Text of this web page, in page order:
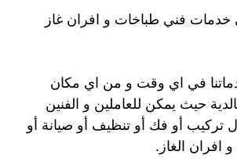
خدمات فني طباخات و افران غاز
في اي وقت و من اي مكان
حيث يمكن للعاملين و الفنين
تركيب أو فك أو تنظيف أو صيانة أو
افران الغاز.